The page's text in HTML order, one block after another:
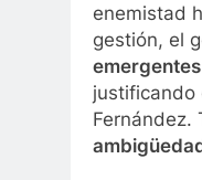
enemistad
gestión, el
emergentes
justificando
Fernández.